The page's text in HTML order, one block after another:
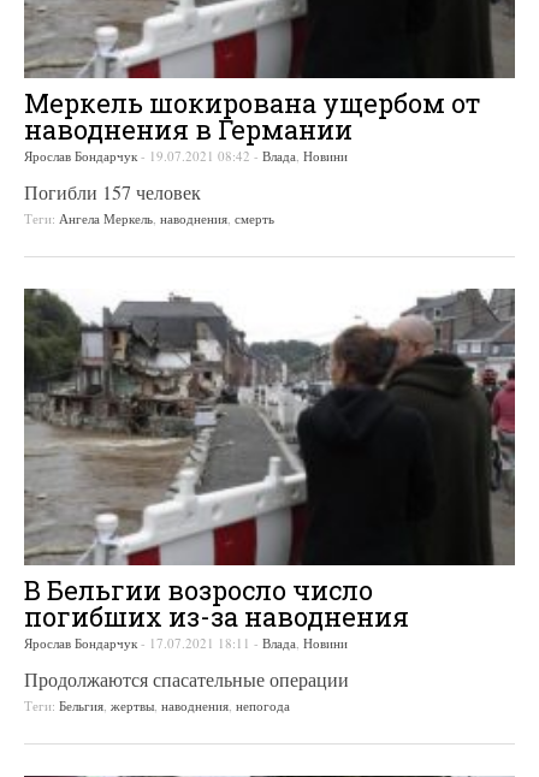
Меркель шокирована ущербом от
наводнения в Германии
Ярослав Бондарчук - 19.07.2021 08:42 - Влада Новини
Погибли 157 человек
Теги: Ангела Меркель наводнения смерть
В Бельгии возросло число
погибших из-за наводнения
Ярослав Бондарчук - 17.07.2021 18:11 - Влада, Новини
Продолжаются спасательные операции
Теги: Бельгия, жертвы, наводнения, непогода